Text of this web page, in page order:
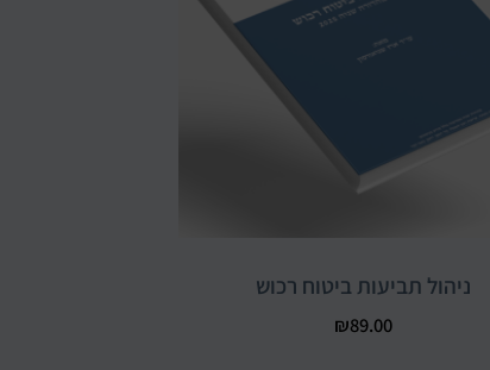
ניהול תביעות ביטוח רכוש
₪89.00